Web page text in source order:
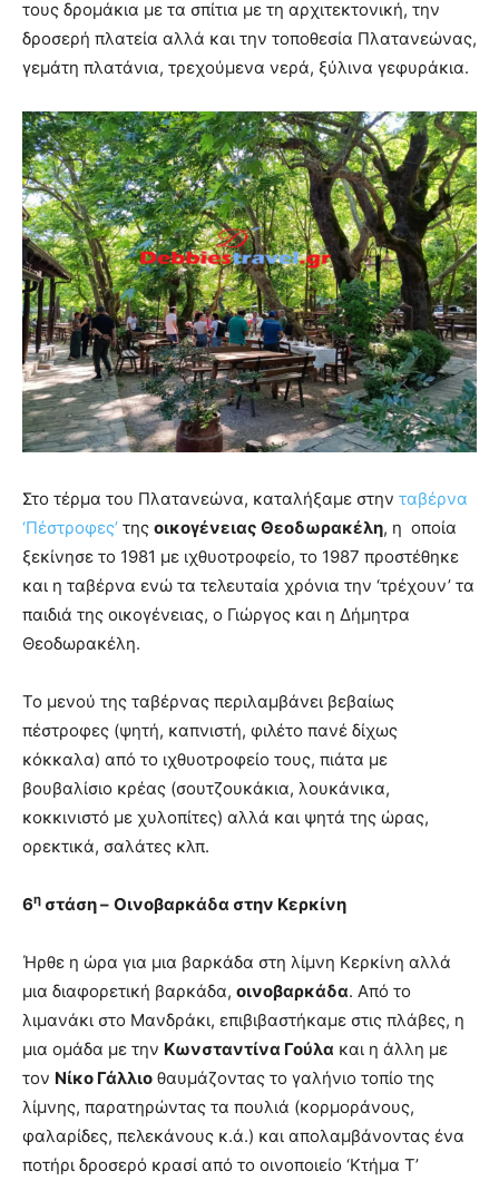
τους δρομάκια με τα σπίτια με τη αρχιτεκτονική, την
δροσερή πλατεία αλλά και την τοποθεσία Πλατανεώνας,
γεμάτη πλατάνια, τρεχούμενα νερά, ξύλινα γεφυράκια.
Στο τέρμα του Πλατανεώνα, καταλήξαμε στην ταβέρνα
‘Πέστροφες’ της οικογένειας Θεοδωρακέλη, η οποία
ξεκίνησε το 1981 με ιχθυοτροφείο, το 1987 προστέθηκε
και η ταβέρνα ενώ τα τελευταία χρόνια την ‘τρέχουν’ τα
παιδιά της οικογένειας, ο Γιώργος και η Δήμητρα
Θεοδωρακέλη.
Το μενού της ταβέρνας περιλαμβάνει βεβαίως
πέστροφες (ψητή, καπνιστή, φιλέτο πανέ δίχως
κόκκαλα) από το ιχθυοτροφείο τους, πιάτα με
βουβαλίσιο κρέας (σουτζουκάκια, λουκάνικα,
κοκκινιστό με χυλοπίτες) αλλά και ψητά της ώρας,
ορεκτικά, σαλάτες κλπ.
6η στάση – Οινοβαρκάδα στην Κερκίνη
Ήρθε η ώρα για μια βαρκάδα στη λίμνη Κερκίνη αλλά
μια διαφορετική βαρκάδα, οινοβαρκάδα. Από το
λιμανάκι στο Μανδράκι, επιβιβαστήκαμε στις πλάβες, η
μια ομάδα με την Κωνσταντίνα Γούλα και η άλλη με
τον Νίκο Γάλλιο θαυμάζοντας το γαλήνιο τοπίο της
λίμνης, παρατηρώντας τα πουλιά (κορμοράνους,
φαλαρίδες, πελεκάνους κ.ά.) και απολαμβάνοντας ένα
ποτήρι δροσερό κρασί από το οινοποιείο ‘Κτήμα Τ’